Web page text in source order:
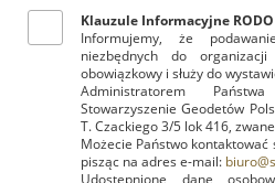
Klauzule Informacyjne RODO
Informujemy, że
niezbędnych do
obowiązkowy i służy do
Administratorem
Stowarzyszenie Geodetów
T. Czackiego 3/5 lok 416,
Możecie Państwo
pisząc na adres e-mail: